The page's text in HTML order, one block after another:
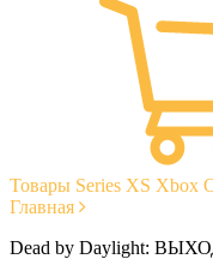
Товары Series XS Xbox
Главная
Dead by Daylight: